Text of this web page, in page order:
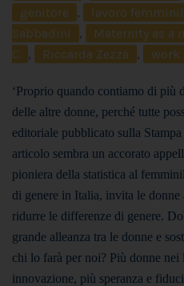
genitore
, lavoro
Sabbadini
, Maternity as a
C
, Riccarda Zezza , work
‘Proprio quando contiamo di più
delle altre donne, perché tutte
editoriale pubblicato sulla
articolo sembra un accorato
pioniera della statistica al
di genere in Italia, invita le donne
ridurre le differenze di genere.
grande alleanza tra le donne e
chi lo farà per noi? Più donne
innovazione, più speranza e